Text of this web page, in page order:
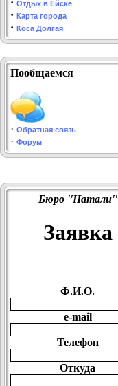
· Отдых в Ейске
· Карта города
· Коса Долгая
Пообщаемся
· Обратная связь
· Форум
Бюро ''Натали''
Заявка
Ф.И.О.
e-mail
Телефон
Откуда